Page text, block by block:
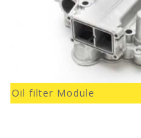
Oil filter Module